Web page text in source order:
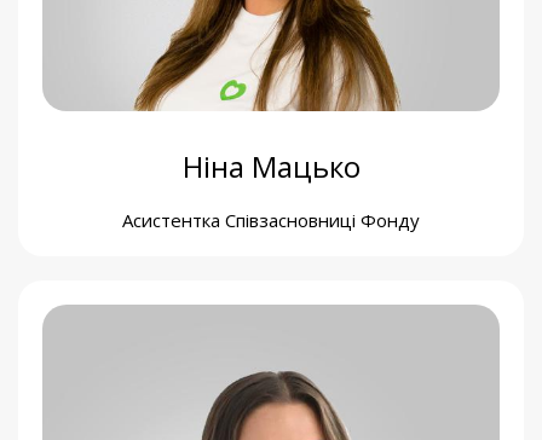
Ніна Мацько
Асистентка Співзасновниці Фонду
Бухгалтерка